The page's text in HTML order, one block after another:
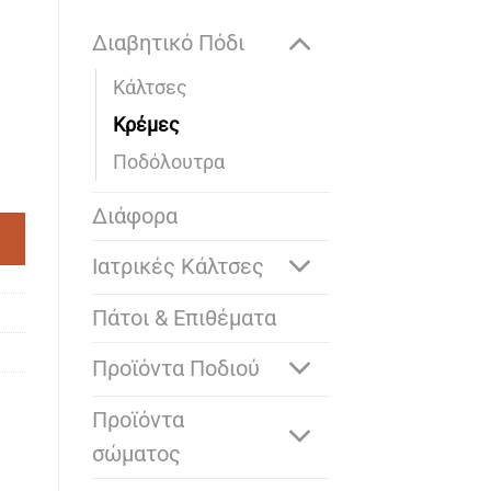
Διαβητικό Πόδι
Kάλτσες
Κρέμες
Ποδόλουτρα
Διάφορα
Ιατρικές Κάλτσες
Πάτοι & Επιθέματα
Προϊόντα Ποδιού
Προϊόντα
σώματος
ΠΟΔΙΩΝ ΜΕ ΑΡΓΥΡΟ 100ML ποσότητα